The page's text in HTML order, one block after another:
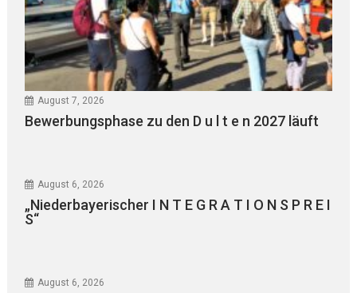
August 7, 2026
Bewerbungsphase zu den D u l t e n 2027 läuft
August 6, 2026
„Niederbayerischer I N T E G R A T I O N S P R E I
S“
August 6, 2026